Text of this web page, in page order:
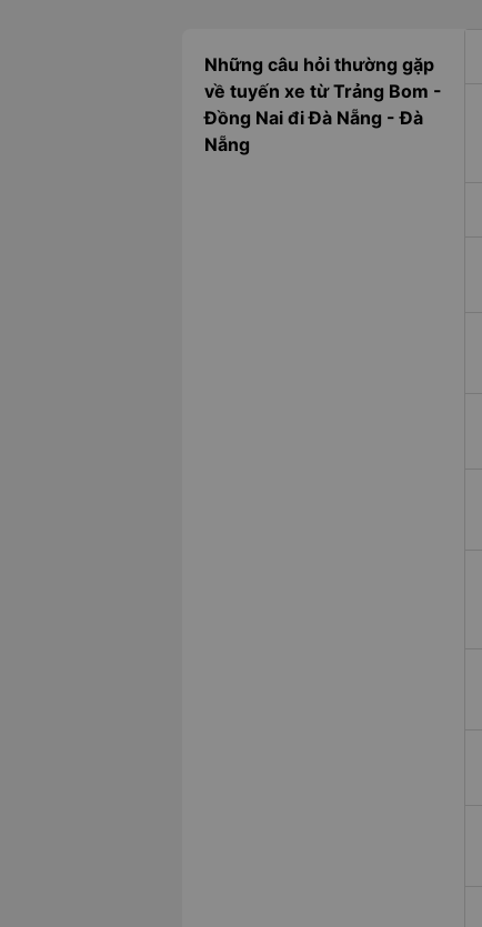
Những câu hỏi thường gặp
về tuyến xe từ Trảng Bom -
Đồng Nai đi Đà Nẵng - Đà
Nẵng